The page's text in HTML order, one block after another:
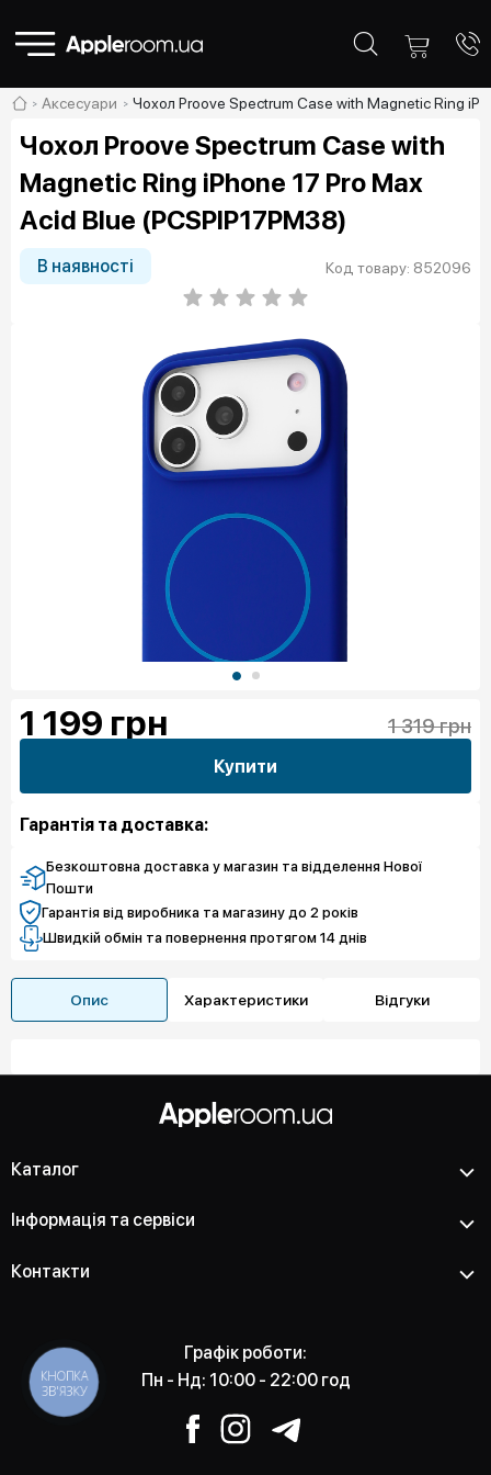
Аксесуари Чохол Proove Spectrum Case with Magnetic Ring
Чохол Proove Spectrum Case with
Magnetic Ring iPhone 17 Pro Max
Acid Blue (PCSPIP17PM38)
В наявності Код товару: 852096
1 199 грн 1 319 грн
Купити
Гарантія та доставка:
Безкоштовна доставка у магазин та відделення Нової
Пошти
Гарантія від виробника та магазину до 2 років
Швидкій обмін та повернення протягом 14 днів
Опис Характеристики Відгуки
Каталог
Інформація та сервіси
Контакти
Графік роботи:
Пн - Нд: 10:00 - 22:00 год
КНОПКА
ЗВ'ЯЗКУ